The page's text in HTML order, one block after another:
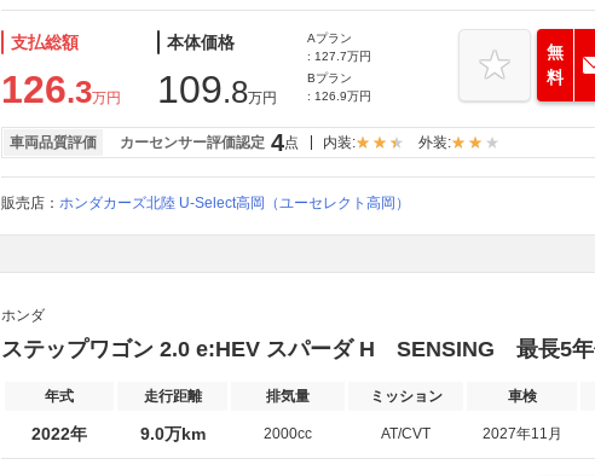
支払総額
126.3万円
本体価格
109.8万円
Aプラン
: 127.7万円
Bプラン
: 126.9万円
無
料
車両品質評価 カーセンサー評価認定 4点 内装: 外装:
販売店： ホンダカーズ北陸 U-Select高岡（ユーセレクト高岡）
ホンダ
ステップワゴン 2.0 e:HEV スパーダ H SENSING 最長
年式 走行距離 排気量 ミッション 車検
2022年 9.0万km 2000cc AT/CVT 2027年11月